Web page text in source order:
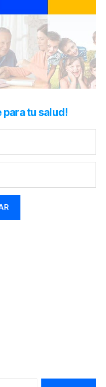
para tu salud!